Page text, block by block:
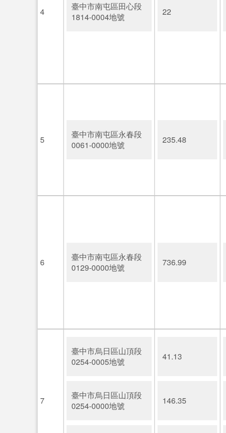
4
臺中市南屯區田心段
1814-0004地號
22
5
臺中市南屯區永春段
0061-0000地號
235.48
6
臺中市南屯區永春段
0129-0000地號
736.99
7
臺中市烏日區山頂段
0254-0005地號
臺中市烏日區山頂段
0254-0000地號
41.13
146.35